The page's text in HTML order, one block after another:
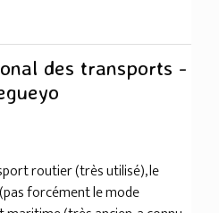
des transports -
routier (très utilisé), le
forcément le mode